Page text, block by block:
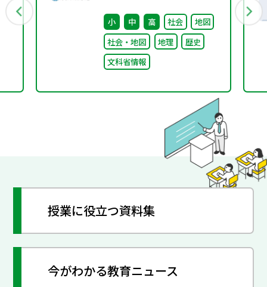
（第5回） 配付資料
小 中 高 社会
地図
社会・地図
地理
歴史
文科省情報
授業に役立つ資料集
今がわかる教育ニュース